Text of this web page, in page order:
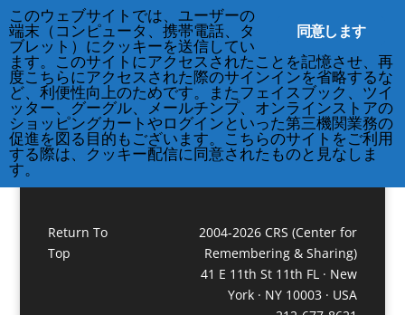
212-677-8621 info@crsny.org
A COulrse of Love
Return To
Top
2004-2026 CRS (Center for
Remembering & Sharing)
41 E 11th St 11th FL · New
York · NY 10003 · USA
同意します
このウェブサイトでは、ユーザーの
端末（コンピュータ、携帯電話、タ
ブレット）にクッキーを送信してい
ます。このサイトにアクセスされたことを記憶させ、再
度こちらにアクセスされた際のサインインを省略するな
ど、利便性向上のためです。またフェイスブック、ツイ
ッター、グーグル、メールチンプ、オンラインストアの
ショッピングカートやログインといった第三機関業務の
促進を図る目的もございます。こちらのサイトをご利用
する際は、クッキー配信に同意されたものと見なしま
す。